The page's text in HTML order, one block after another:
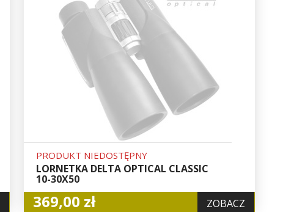
PRODUKT NIEDOSTĘPNY
LORNETKA DELTA OPTICAL CLASSIC
10-30X50
369,00 zł ZOBACZ